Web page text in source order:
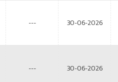
--- 30-06-2026
--- 30-06-2026